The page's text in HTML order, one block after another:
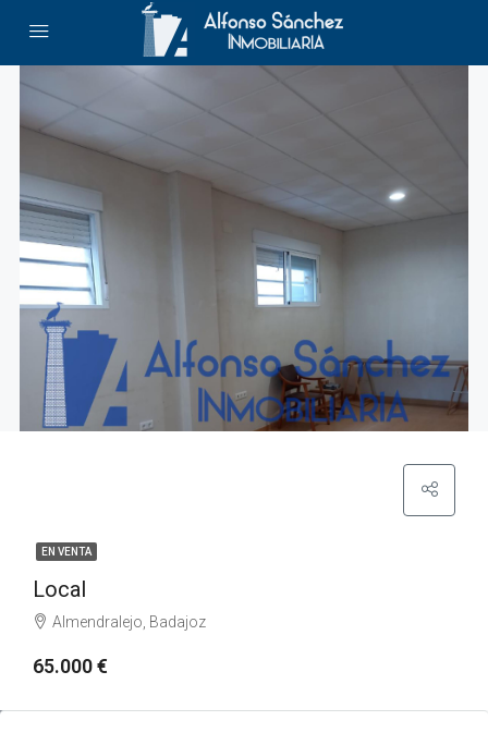
EN VENTA
Local
Almendralejo, Badajoz
65.000 €